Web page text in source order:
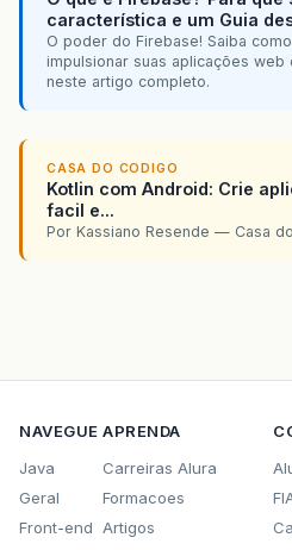
característica e um Guia
O poder do Firebase! Saiba
impulsionar suas aplicações
neste artigo completo.
CASA DO CODIGO
Kotlin com Android: Crie
facil e...
Por Kassiano Resende — Casa
NAVEGUE
Java
Geral
Front-end
APRENDA
Carreiras Alura
Formacoes
Artigos